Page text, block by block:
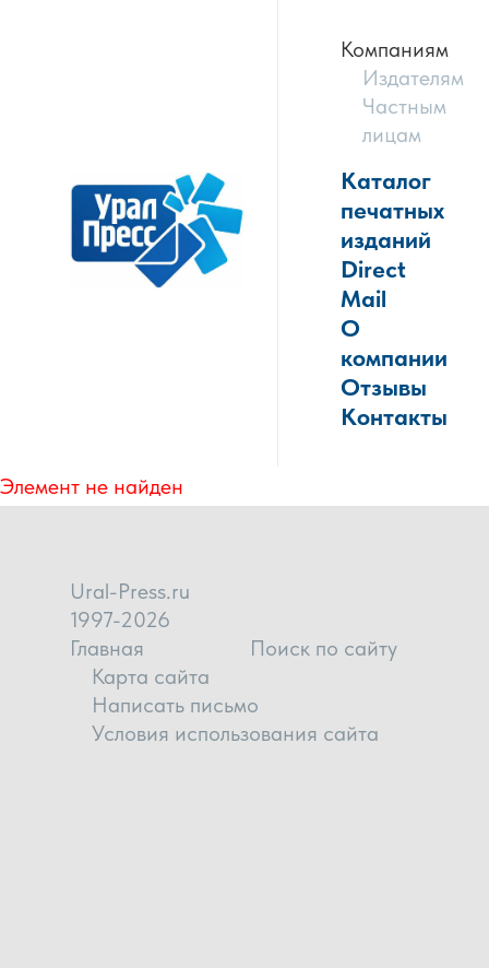
Компаниям
Издателям
Частным
лицам
Каталог
печатных
изданий
Direct
Mail
О
компании
Отзывы
Контакты
Элемент не найден
Ural-Press.ru
1997-2026
Главная
Поиск по сайту
Карта сайта
Написать письмо
Условия использования сайта